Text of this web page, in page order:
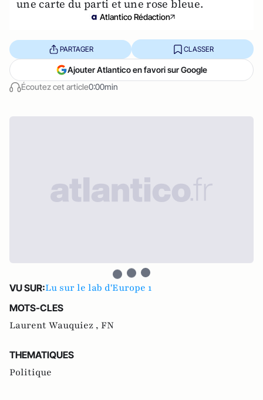
une carte du parti et une rose bleue.
Atlantico Rédaction
Écoutez cet article0:00min
PARTAGER CLASSER
Ajouter Atlantico en favori sur Google
VU SUR:Lu sur le lab d'Europe 1
MOTS-CLES
Laurent Wauquiez , FN
THEMATIQUES
Politique